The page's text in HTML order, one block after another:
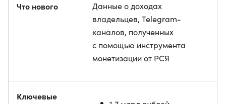
Что нового
Данные о доходах
владельцев, Telegram-
каналов, полученных
с помощью инструмента
монетизации от РСЯ
Ключевые